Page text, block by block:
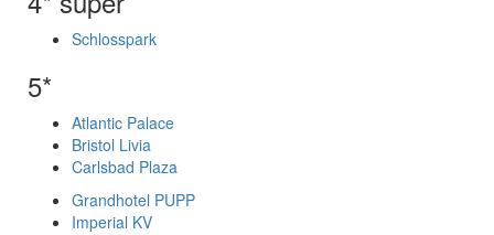
Schlosspark
5*
Atlantic Palace
Bristol Livia
Carlsbad Plaza
Grandhotel PUPP
Imperial KV